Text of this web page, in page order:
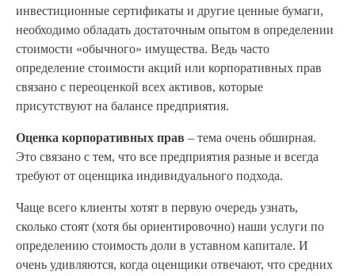
инвестиционные сертификаты и другие ценные бумаги,
необходимо обладать достаточным опытом в определении
стоимости «обычного» имущества. Ведь часто
определение стоимости акций или корпоративных прав
связано с переоценкой всех активов, которые
присутствуют на балансе предприятия.
Оценка корпоративных прав – тема очень обширная.
Это связано с тем, что все предприятия разные и всегда
требуют от оценщика индивидуального подхода.
Чаще всего клиенты хотят в первую очередь узнать,
сколько стоят (хотя бы ориентировочно) наши услуги по
определению стоимость доли в уставном капитале. И
очень удивляются, когда оценщики отвечают, что средних